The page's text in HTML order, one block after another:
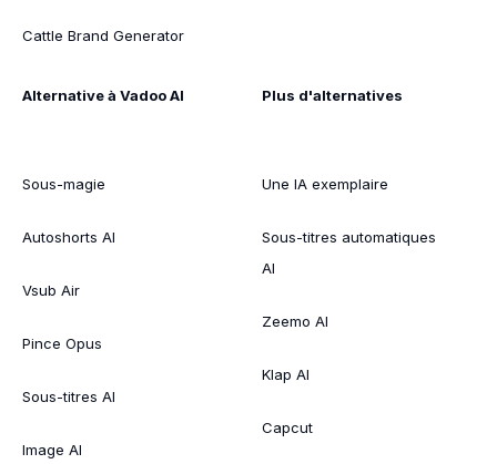
Cattle Brand Generator
Alternative à Vadoo AI
Sous-magie
Autoshorts AI
Vsub Air
Pince Opus
Sous-titres AI
Image AI
Plus d'alternatives
Une IA exemplaire
Sous-titres automatiques
AI
Zeemo AI
Klap AI
Capcut